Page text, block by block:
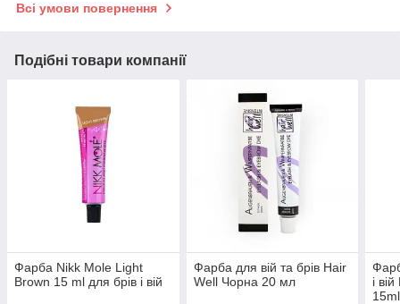
Всі умови повернення
Подібні товари компанії
Фарба Nikk Mole Light
Brown 15 ml для брів і вій
Фарба для вій та брів Hair
Well Чорна 20 мл
і
15ml